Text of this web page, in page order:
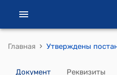
Главная ›
Документ Реквизиты